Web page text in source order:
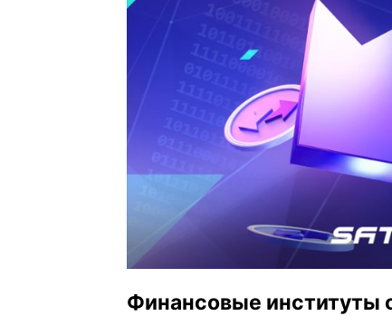
Финансовые институты